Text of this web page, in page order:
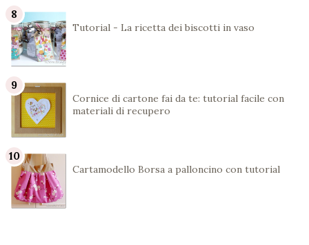
Tutorial - La ricetta dei biscotti in vaso
Cornice di cartone fai da te: tutorial facile con
materiali di recupero
Cartamodello Borsa a palloncino con tutorial